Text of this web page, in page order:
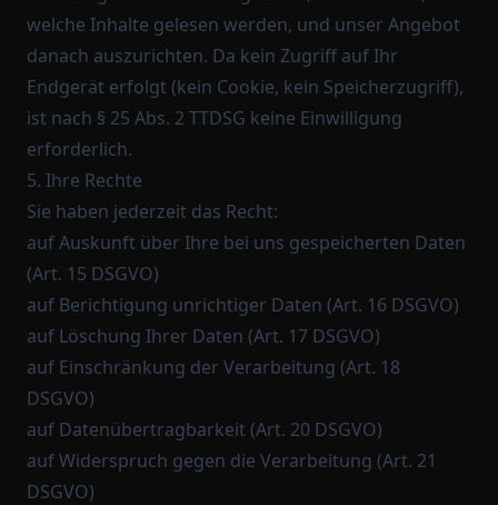
welche Inhalte gelesen werden, und unser Angebot
danach auszurichten. Da kein Zugriff auf Ihr
Endgerät erfolgt (kein Cookie, kein Speicherzugriff),
ist nach § 25 Abs. 2 TTDSG keine Einwilligung
erforderlich.
5. Ihre Rechte
Sie haben jederzeit das Recht:
auf Auskunft über Ihre bei uns gespeicherten Daten
(Art. 15 DSGVO)
auf Berichtigung unrichtiger Daten (Art. 16 DSGVO)
auf Löschung Ihrer Daten (Art. 17 DSGVO)
auf Einschränkung der Verarbeitung (Art. 18
DSGVO)
auf Datenübertragbarkeit (Art. 20 DSGVO)
auf Widerspruch gegen die Verarbeitung (Art. 21
DSGVO)